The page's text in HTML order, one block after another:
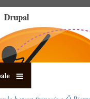
Drupal